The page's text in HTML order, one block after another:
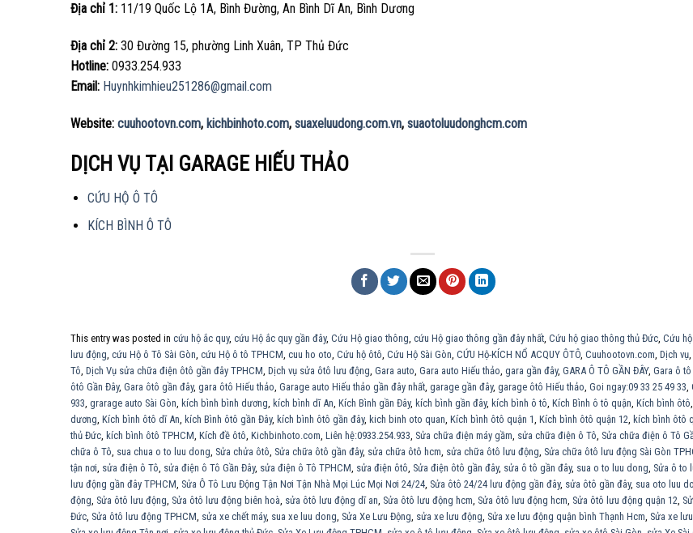
Địa chỉ 1: 11/19 Quốc Lộ 1A, Bình Đường, An Bình Dĩ An, Bình Dương
Địa chỉ 2: 30 Đường 15, phường Linh Xuân, TP Thủ Đức
Hotline: 0933.254.933
Email: Huynhkimhieu251286@gmail.com
Website: cuuhootovn.com, kichbinhoto.com, suaxeluudong.com.vn, suaotoluudonghcm.com
DỊCH VỤ TẠI GARAGE HIẾU THẢO
CỨU HỘ Ô TÔ
KÍCH BÌNH Ô TÔ
This entry was posted in cứu hộ ắc quy, cứu Hộ ắc quy gần đây, Cứu Hộ giao thông cứu Hộ giao thông gần đây nhất Cứu hộ giao thông thủ Đức Cứu
lưu động cứu Hộ ô Tô Sài Gòn cứu Hộ ô tô TPHCM cuu ho oto Cứu hộ ôtô Cứu Hộ Sài Gòn CỨU Hộ-KÍCH NỔ ACQUY ÔTÔ Cuuhootovn.com Dịch vụ
Tô Dịch Vụ sửa chữa điện ôtô gần đây TPHCM Dịch vụ sửa ôtô lưu động Gara auto Gara auto Hiếu thảo gara gần đây, GARA Ô TÔ GẦN ĐÂY, Gara ô
ôtô Gần Đây, Gara ôtô gần đây, gara ôtô Hiếu thảo Garage auto Hiếu thảo gần đây nhất garage gần đây, garage ôtô Hiếu thảo Goi ngay:09 33 25 49 33
933 grarage auto Sài Gòn kích bình bình dương kích bình dĩ An Kích Bình gần Đây, kích bình gần đây, kích bình ô tô Kích Bình ô tô quận Kích bình ôtô
dương Kích bình ôtô dĩ An kích Bình ôtô gần Đây, kích bình ôtô gần đây, kich binh oto quan Kích bình ôtô quận 1 Kích bình ôtô quận 12 kích bình ôtô
thủ Đức kích bình ôtô TPHCM Kích đề ôtô Kichbinhoto.com Liên hệ:0933.254.933 Sửa chữa điện máy gầm sửa chữa điện ô Tô Sửa chữa điện ô Tô
chữa ô Tô sua chua o to luu dong Sửa chửa ôtô Sửa chữa ôtô gần đây, sửa chữa ôtô hcm sửa chữa ôtô lưu động Sửa chữa ôtô lưu động Sài Gòn
tận nơi sửa điện ô Tô sửa điện ô Tô Gần Đây, sửa điện ô Tô TPHCM sửa điện ôtô Sửa điện ôtô gần đây, sửa ô tô gần đây, sua o to luu dong Sửa ô to
lưu động gần đây TPHCM Sửa Ô Tô Lưu Động Tận Nơi Tận Nhà Mọi Lúc Mọi Nơi 24/24 Sửa ôtô 24/24 lưu động gần đây, sửa ôtô gần đây, sua oto luu
động Sửa ôtô lưu động Sửa ôtô lưu động biên hoà sửa ôtô lưu động dĩ an Sửa ôtô lưu động hcm Sửa ôtô lưu động hcm Sửa ôtô lưu động quận 12
Đức Sửa ôtô lưu động TPHCM sửa xe chết máy, sua xe luu dong Sửa Xe Lưu Động sửa xe lưu động Sửa xe lưu động quận bình Thạnh Hcm Sửa xe